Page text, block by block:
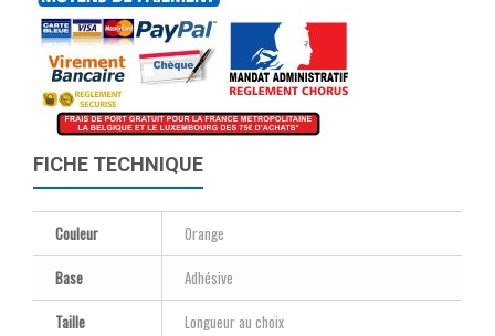
FICHE TECHNIQUE
Couleur
Orange
Base
Adhésive
Taille
Longueur au choix